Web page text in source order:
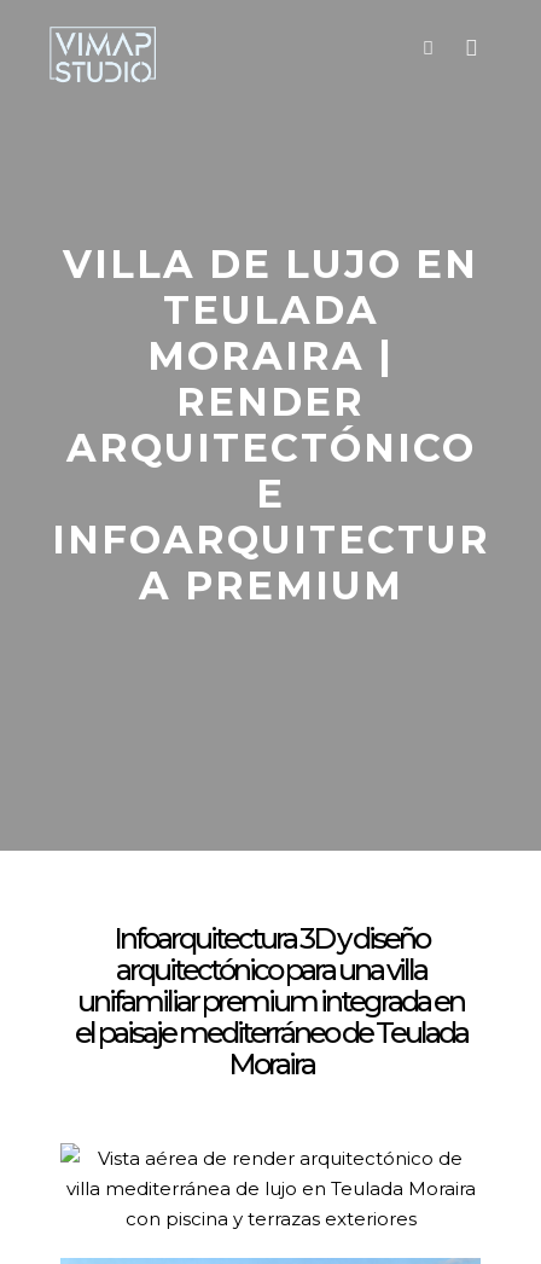
VILLA DE LUJO EN
TEULADA
MORAIRA |
RENDER
ARQUITECTÓNICO
E
INFOARQUITECTUR
A PREMIUM
Infoarquitectura 3D y diseño
arquitectónico para una villa
unifamiliar premium integrada en
el paisaje mediterráneo de Teulada
Moraira